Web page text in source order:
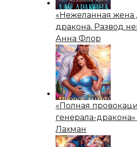
«Нежеланная жена
дракона. Развод
Анна Флор
«Полная
генерала-
Лахман